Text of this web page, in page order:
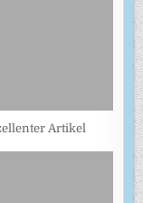
Artikel